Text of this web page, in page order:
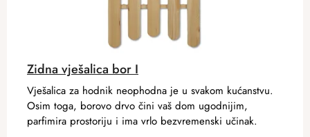
Zidna vješalica bor I
Vješalica za hodnik neophodna je u svakom kućanstvu.
Osim toga, borovo drvo čini vaš dom ugodnijim,
parfimira prostoriju i ima vrlo bezvremenski učinak.